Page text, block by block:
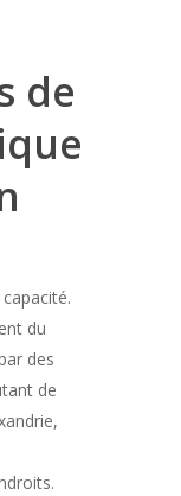
de
du
des
de